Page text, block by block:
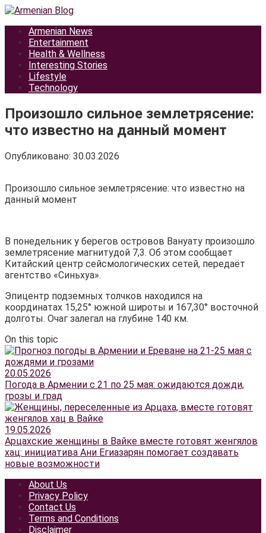
Перейти
контентуArmenian News
Entertainment
Health & Wellness
Interesting Stories
Lifestyle
Technology
Произошло сильное землетрясение:
что известно на данный момент
Опубликовано: 30.03.2026
Произошло сильное землетрясение: что известно на
данный момент
В понедельник у берегов островов Вануату произошло
землетрясение магнитудой 7,3. Об этом сообщает
Китайский центр сейсмологических сетей, передаёт
агентство «Синьхуа».
Эпицентр подземных толчков находился на
координатах 15,25° южной широты и 167,30° восточной
долготы. Очаг залегал на глубине 140 км.
On this topic
20.05.2026
Погода в Армении с 21 по 25 мая: ожидаются дожди,
грозы и град
19.05.2026
Арцахские женщины в Вайке вместе готовят женгялов
хац: инициатива Ани Егиазарян помогает создавать
новые возможности
About Us
Privacy Policy
Contact Us
Terms and Conditions
Disclaimer